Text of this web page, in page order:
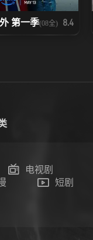
第一季(08全) 8.4
电视剧
短剧